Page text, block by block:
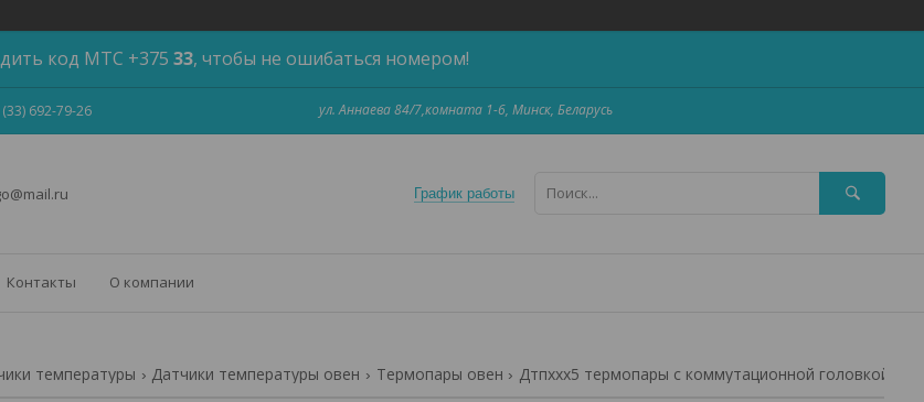
код МТС +375 33, чтобы не ошибаться номером!
692-79-26 ул. Аннаева 84/7,комната 1-6, Минск, Беларусь
График работы
Контакты О компании
температуры Датчики температуры овен Термопары овен Дтпххх5 термопары с коммутационной головкой